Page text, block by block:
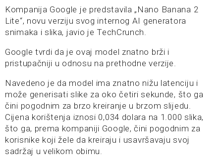
Kompanija Google je predstavila „Nano Banana 2
Lite“, novu verziju svog internog AI generatora
snimaka i slika, javio je TechCrunch.
Google tvrdi da je ovaj model znatno brži i
pristupačniji u odnosu na prethodne verzije.
Navedeno je da model ima znatno nižu latenciju i
može generisati slike za oko četiri sekunde, što ga
čini pogodnim za brzo kreiranje u brzom slijedu.
Cijena korištenja iznosi 0,034 dolara na 1.000 slika,
što ga, prema kompaniji Google, čini pogodnim za
korisnike koji žele da kreiraju i usavršavaju svoj
sadržaj u velikom obimu.